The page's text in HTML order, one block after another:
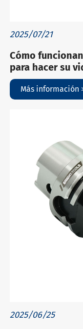
2025/07/21
Cómo
para hacer su
Más información
2025/06/25